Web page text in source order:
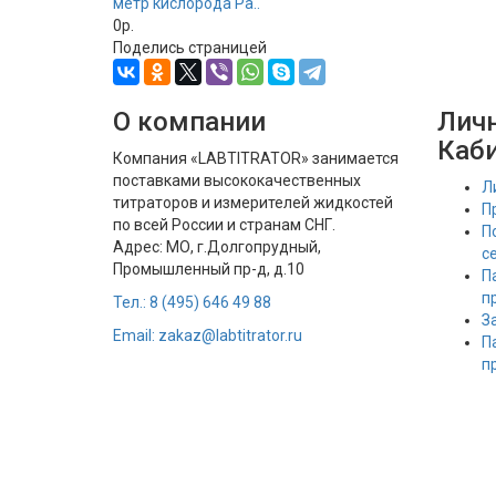
метр кислорода Ра..
0р.
Поделись страницей
О компании
Компания «LABTITRATOR» занимается
поставками высококачественных
титраторов и измерителей жидкостей
по всей России и странам СНГ.
Адрес: МО, г.Долгопрудный,
Промышленный пр-д, д.10
Тел.: 8 (495) 646 49 88
Email: zakaz@labtitrator.ru